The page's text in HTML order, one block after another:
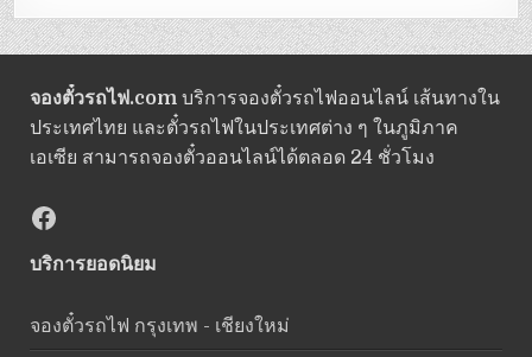
จองตั๋วรถไฟ.comบริการจองตั๋วรถไฟออนไลน์ เส้นทางใน
ประเทศไทย และตั๋วรถไฟในประเทศต่าง ๆ ในภูมิภาค
เอเซีย สามารถจองตั๋วออนไลน์ได้ตลอด 24 ชั่วโมง
Facebook
บริการยอดนิยม
จองตั๋วรถไฟ กรุงเทพ - เชียงใหม่